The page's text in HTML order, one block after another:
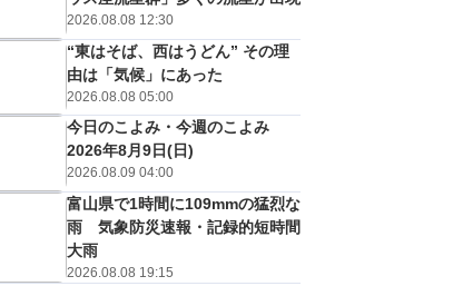
℃
m/s
30 ℃
1m/s
29
1 m/s 1 1
2026.08.08 12:30
“東はそば、西はうどん” その理
由は「気候」にあった
2026.08.08 05:00
今日のこよみ・今週のこよみ
2026年8月9日(日)
2026.08.09 04:00
富山県で1時間に109mmの猛烈な
雨 気象防災速報・記録的短時間
大雨
2026.08.08 19:15